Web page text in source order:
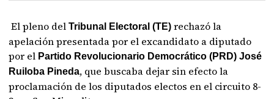
El pleno delTribunal Electoral (TE)rechazó la
apelación presentada por el excandidato a diputado
por el Partido Revolucionario Democrático (PRD) José
Ruiloba Pineda, que buscaba dejar sin efecto la
proclamación de los diputados electos en el circuito 8-